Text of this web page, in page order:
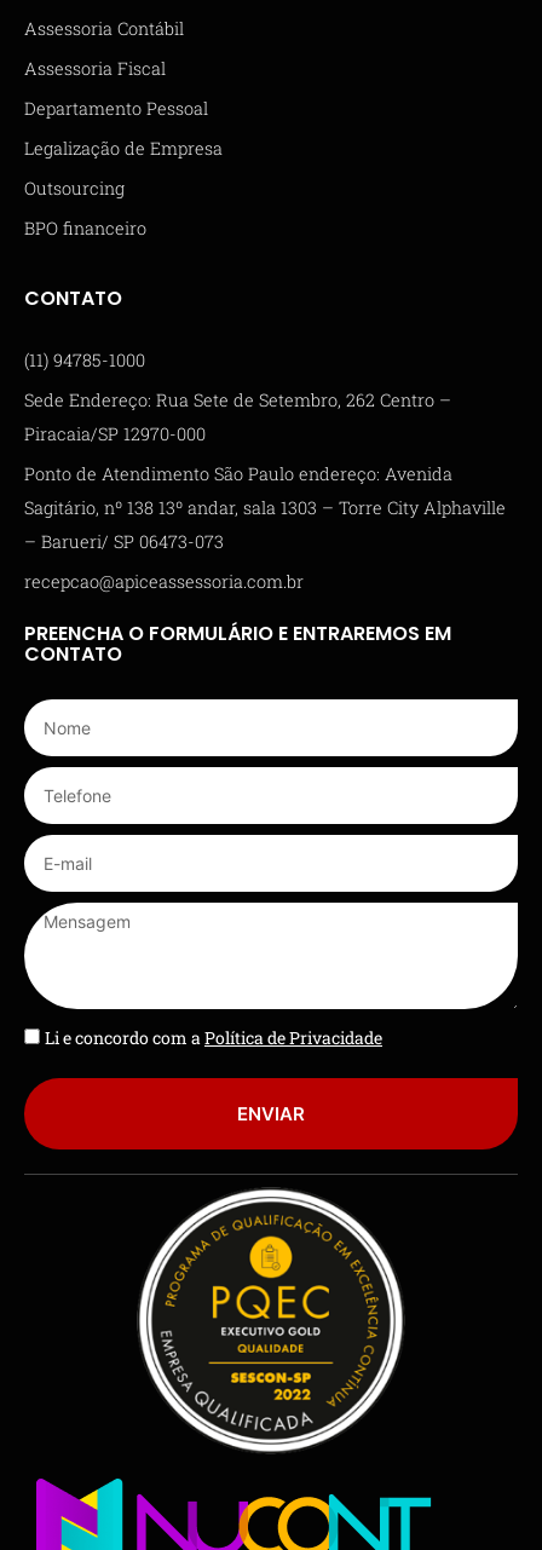
Assessoria Contábil
Assessoria Fiscal
Departamento Pessoal
Legalização de Empresa
Outsourcing
BPO financeiro
CONTATO
(11) 94785-1000
Sede Endereço: Rua Sete de Setembro, 262 Centro –
Piracaia/SP 12970-000
Ponto de Atendimento São Paulo endereço: Avenida
Sagitário, nº 138 13º andar, sala 1303 – Torre City Alphaville
– Barueri/ SP 06473-073
recepcao@apiceassessoria.com.br
PREENCHA O FORMULÁRIO E ENTRAREMOS EM
CONTATO
Li e concordo com aPolítica de Privacidade
ENVIAR